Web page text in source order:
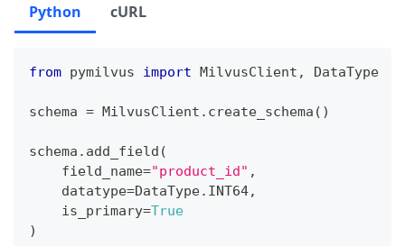
Python cURL
from pymilvus import MilvusClient , DataType
schema = MilvusClient . create_schema ( )
schema . add_field (
    field_name
="product_id" ,
    datatype
=DataType. INT64,
    is_primary
=True
)